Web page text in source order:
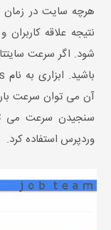
هرچه سایت در زمان
نتیجه علاقه
شود. اگر سرعت
آن می توان سرعت
سنجیدن سرعت می
وردپرس استفاده کرد.